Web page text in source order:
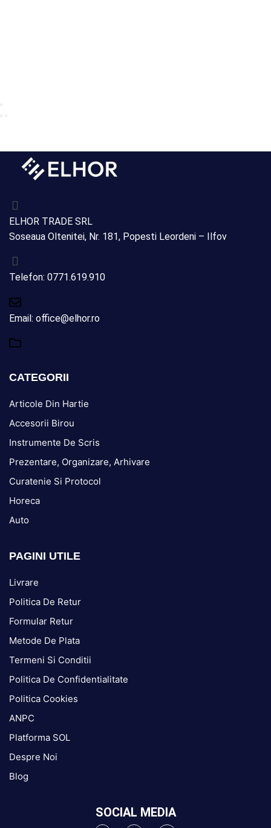
ELHOR TRADE SRL
Soseaua Oltenitei, Nr. 181, Popesti Leordeni – Ilfov
Telefon: 0771.619.910
Email: office@elhor.ro
CATEGORII
Articole Din Hartie
Accesorii Birou
Instrumente De Scris
Prezentare, Organizare, Arhivare
Curatenie Si Protocol
Horeca
Auto
PAGINI UTILE
Livrare
Politica De Retur
Formular Retur
Metode De Plata
Termeni Si Conditii
Politica De Confidentialitate
Politica Cookies
ANPC
Platforma SOL
Despre Noi
Blog
SOCIAL MEDIA